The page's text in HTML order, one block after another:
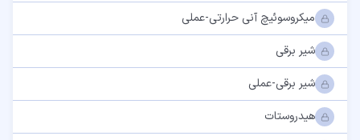
میکروسوئیچ آنی حرارتی-عملی
شیر برقی
شیر برقی-عملی
هیدروستات